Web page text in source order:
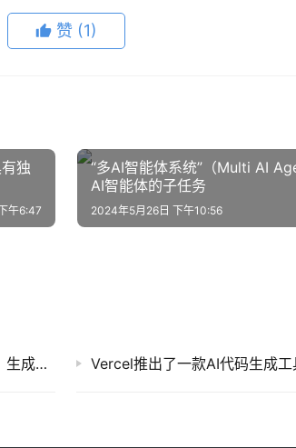
赞 (1)
独
午6:47
“多AI智能体系统”（Multi AI
AI智能体的子任务
2024年5月26日 下午10:56
Vercel将9个AI集成到了一起，用户可以在一个界面上尝试多种模型，生成文本、图像、音频等内容 Vercel推出了一款AI代码生成